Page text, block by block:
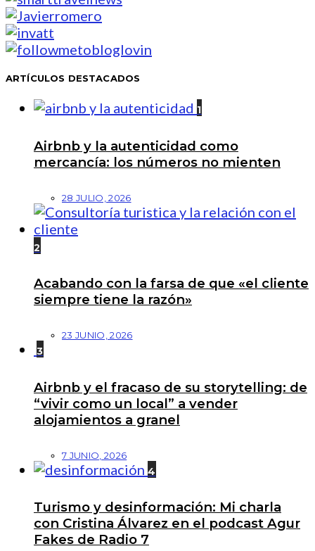
ARTÍCULOS DESTACADOS
1
Airbnb y la autenticidad como
mercancía: los números no mienten
28 JULIO, 2026
2
Acabando con la farsa de que «el cliente
siempre tiene la razón»
23 JUNIO, 2026
3
Airbnb y el fracaso de su storytelling: de
“vivir como un local” a vender
alojamientos a granel
7 JUNIO, 2026
4
Turismo y desinformación: Mi charla
con Cristina Álvarez en el podcast Agur
Fakes de Radio 7